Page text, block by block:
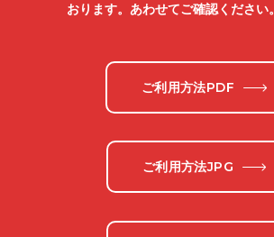
おります。あわせてご確認ください。
ご利用方法PDF
ご利用方法JPG